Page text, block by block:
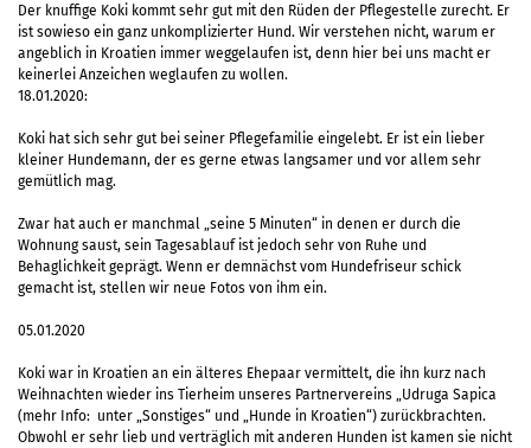
Der knuffige Koki kommt sehr gut mit den Rüden der Pflegestelle zurecht. Er
ist sowieso ein ganz unkomplizierter Hund. Wir verstehen nicht, warum er
angeblich in Kroatien immer weggelaufen ist, denn hier bei uns macht er
keinerlei Anzeichen weglaufen zu wollen.
18.01.2020:
Koki hat sich sehr gut bei seiner Pflegefamilie eingelebt. Er ist ein lieber
kleiner Hundemann, der es gerne etwas langsamer und vor allem sehr
gemütlich mag.
Zwar hat auch er manchmal „seine 5 Minuten“ in denen er durch die
Wohnung saust, sein Tagesablauf ist jedoch sehr von Ruhe und
Behaglichkeit geprägt. Wenn er demnächst vom Hundefriseur schick
gemacht ist, stellen wir neue Fotos von ihm ein.
05.01.2020
Koki war in Kroatien an ein älteres Ehepaar vermittelt, die ihn kurz nach
Weihnachten wieder ins Tierheim unseres Partnervereins „Udruga Sapica
(mehr Info: unter „Sonstiges“ und „Hunde in Kroatien“) zurückbrachten.
Obwohl er sehr lieb und verträglich mit anderen Hunden ist kamen sie nicht